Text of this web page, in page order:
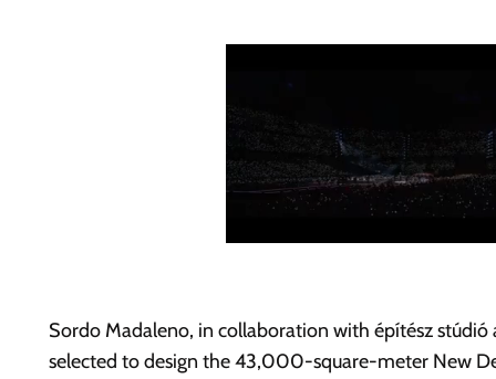
Sordo Madaleno, in collaboration with építész stúdió
selected to design the 43,000-square-meter New